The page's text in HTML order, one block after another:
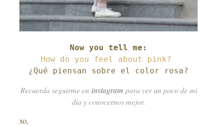
¿Qué piensan sobre el color rosa?
Recuerda seguirme en instagram para ver un poco de mi
día y conocernos mejor.
xo,